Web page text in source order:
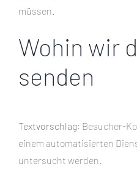
müssen.
Wohin wir
senden
Textvorschlag: Besucher-
einem automatisierten
untersucht werden.